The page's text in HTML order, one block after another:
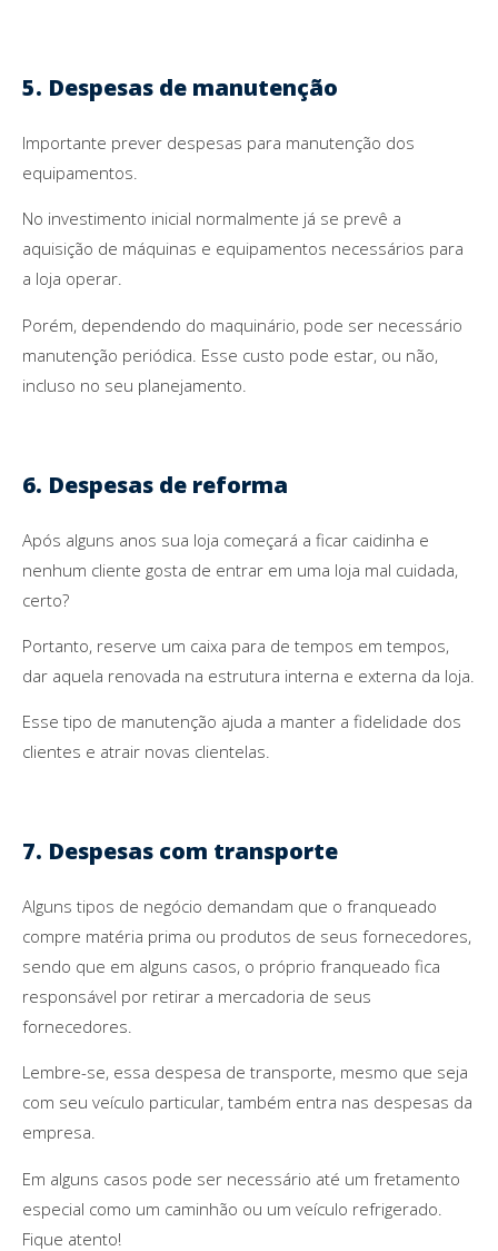
5. Despesas de manutenção
Importante prever despesas para manutenção dos
equipamentos.
No investimento inicial normalmente já se prevê a
aquisição de máquinas e equipamentos necessários para
a loja operar.
Porém, dependendo do maquinário, pode ser necessário
manutenção periódica. Esse custo pode estar, ou não,
incluso no seu planejamento.
6. Despesas de reforma
Após alguns anos sua loja começará a ficar caidinha e
nenhum cliente gosta de entrar em uma loja mal cuidada,
certo?
Portanto, reserve um caixa para de tempos em tempos,
dar aquela renovada na estrutura interna e externa da loja.
Esse tipo de manutenção ajuda a manter a fidelidade dos
clientes e atrair novas clientelas.
7. Despesas com transporte
Alguns tipos de negócio demandam que o franqueado
compre matéria prima ou produtos de seus fornecedores,
sendo que em alguns casos, o próprio franqueado fica
responsável por retirar a mercadoria de seus
fornecedores.
Lembre-se, essa despesa de transporte, mesmo que seja
com seu veículo particular, também entra nas despesas da
empresa.
Em alguns casos pode ser necessário até um fretamento
especial como um caminhão ou um veículo refrigerado.
Fique atento!